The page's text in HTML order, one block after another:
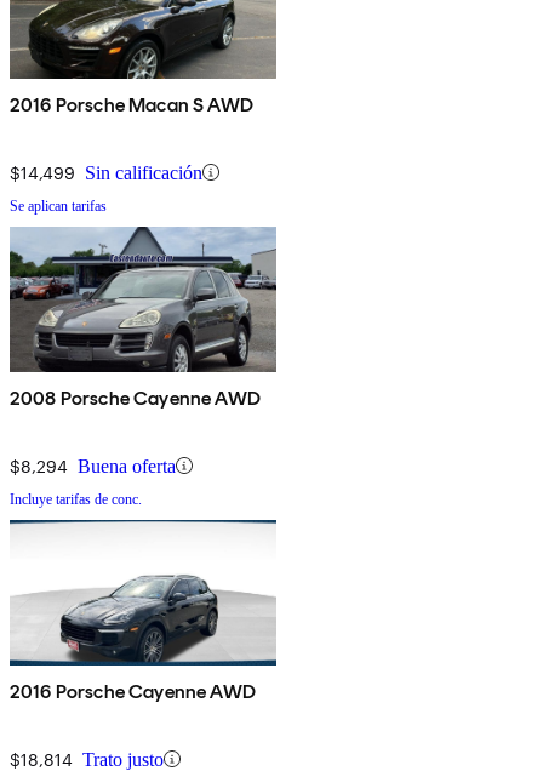
2016 Porsche Macan S AWD
$14,499 Sin calificación
Se aplican tarifas
2008 Porsche Cayenne AWD
$8,294 Buena oferta
Incluye tarifas de conc.
2016 Porsche Cayenne AWD
$18,814 Trato justo